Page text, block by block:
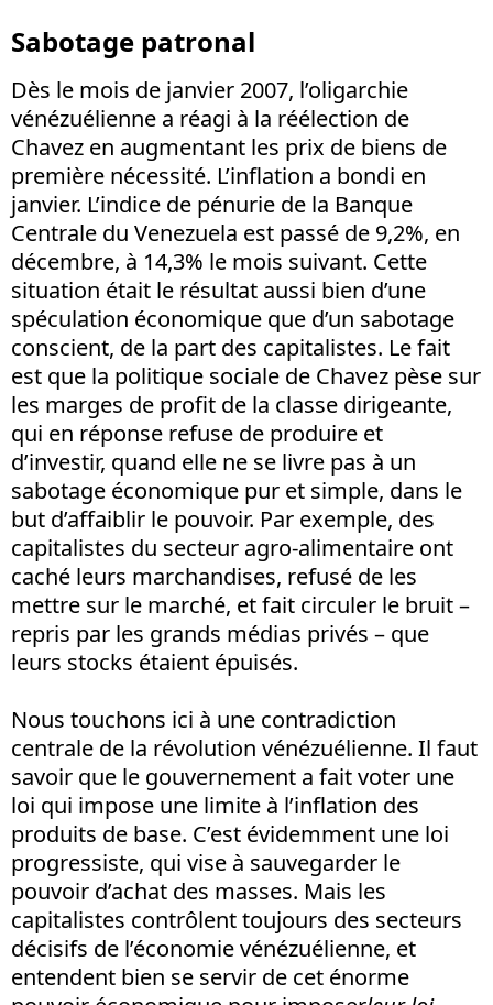
Sabotage patronal
Dès le mois de janvier 2007, l’oligarchie
vénézuélienne a réagi à la réélection de
Chavez en augmentant les prix de biens de
première nécessité. L’inflation a bondi en
janvier. L’indice de pénurie de la Banque
Centrale du Venezuela est passé de 9,2%, en
décembre, à 14,3% le mois suivant. Cette
situation était le résultat aussi bien d’une
spéculation économique que d’un sabotage
conscient, de la part des capitalistes. Le fait
est que la politique sociale de Chavez pèse sur
les marges de profit de la classe dirigeante,
qui en réponse refuse de produire et
d’investir, quand elle ne se livre pas à un
sabotage économique pur et simple, dans le
but d’affaiblir le pouvoir. Par exemple, des
capitalistes du secteur agro-alimentaire ont
caché leurs marchandises, refusé de les
mettre sur le marché, et fait circuler le bruit –
repris par les grands médias privés – que
leurs stocks étaient épuisés.
Nous touchons ici à une contradiction
centrale de la révolution vénézuélienne. Il faut
savoir que le gouvernement a fait voter une
loi qui impose une limite à l’inflation des
produits de base. C’est évidemment une loi
progressiste, qui vise à sauvegarder le
pouvoir d’achat des masses. Mais les
capitalistes contrôlent toujours des secteurs
décisifs de l’économie vénézuélienne, et
entendent bien se servir de cet énorme